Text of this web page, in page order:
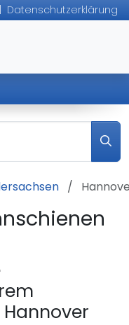
Datenschutzerklärung